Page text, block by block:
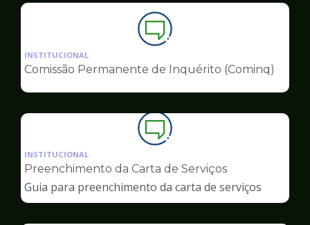
Ilustração
da
pagina
Ouvidoria
INSTITUCIONAL
Comissão Permanente de Inquérito (Cominq)
Ilustração
da
pagina
de
Ouvidoria
INSTITUCIONAL
Preenchimento da Carta de Serviços
Guia para preenchimento da carta de serviços